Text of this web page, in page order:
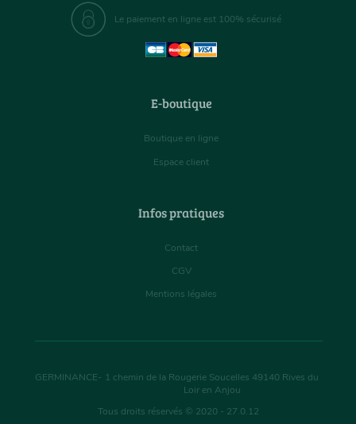
Le paiement en ligne est 100% sécurisé
E-boutique
Boutique en ligne
Espace client
Infos pratiques
Contact
CGV
Mentions légales
GERMINANCE- 1 chemin de la Rougerie Soucelles 49140 Rives du
Loir en Anjou
Tous droits réservés © 2020 - 27.0.12